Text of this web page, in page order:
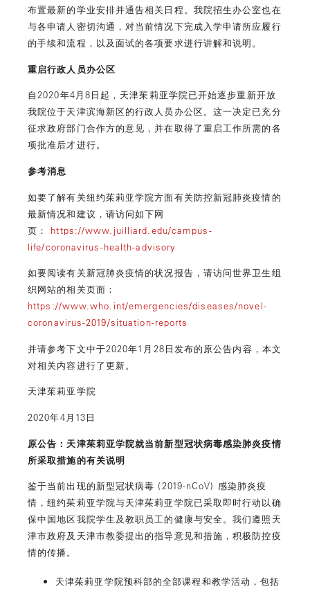
布置最新的学业安排并通告相关日程。我院招生办公室也在
与各申请人密切沟通，对当前情况下完成入学申请所应履行
的手续和流程，以及面试的各项要求进行讲解和说明。
重启行政人员办公区
自2020年4月8日起，天津茱莉亚学院已开始逐步重新开放
我院位于天津滨海新区的行政人员办公区。这一决定已充分
征求政府部门合作方的意见，并在取得了重启工作所需的各
项批准后才进行。
参考消息
如要了解有关纽约茱莉亚学院方面有关防控新冠肺炎疫情的
最新情况和建议，请访问如下网
页： https://www.juilliard.edu/campus-
life/coronavirus-health-advisory
如要阅读有关新冠肺炎疫情的状况报告，请访问世界卫生组
织网站的相关页面：
https://www.who.int/emergencies/diseases/novel-
coronavirus-2019/situation-reports
并请参考下文中于2020年1月28日发布的原公告内容，本文
对相关内容进行了更新。
天津茱莉亚学院
2020年4月13日
原公告：天津茱莉亚学院就当前新型冠状病毒感染肺炎疫情
所采取措施的有关说明
鉴于当前出现的新型冠状病毒 (2019-nCoV) 感染肺炎疫
情，纽约茱莉亚学院与天津茱莉亚学院已采取即时行动以确
保中国地区我院学生及教职员工的健康与安全。我们遵照天
津市政府及天津市教委提出的指导意见和措施，积极防控疫
情的传播。
天津茱莉亚学院预科部的全部课程和教学活动，包括